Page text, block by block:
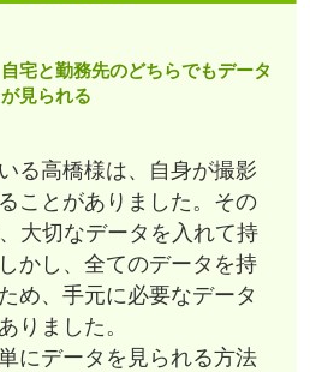
自宅と勤務先のどちらでもデータ
が見られる
る高橋様は、自身が撮影
ことがありました。その
大切なデータを入れて持
かし、全てのデータを持
め、手元に必要なデータ
りました。
にデータを見られる方法